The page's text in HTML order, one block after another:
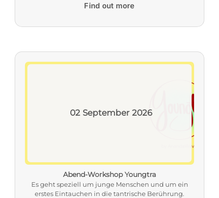
Find out more
02 September 2026
Abend-Workshop Youngtra
Es geht speziell um junge Menschen und um ein
erstes Eintauchen in die tantrische Berührung.